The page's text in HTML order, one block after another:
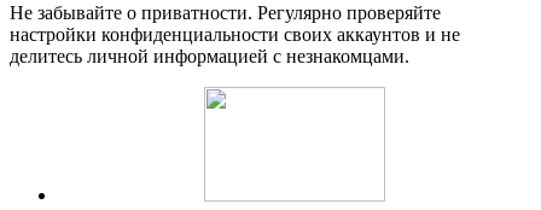
Не забывайте о приватности. Регулярно проверяйте
настройки конфиденциальности своих аккаунтов и не
делитесь личной информацией с незнакомцами.